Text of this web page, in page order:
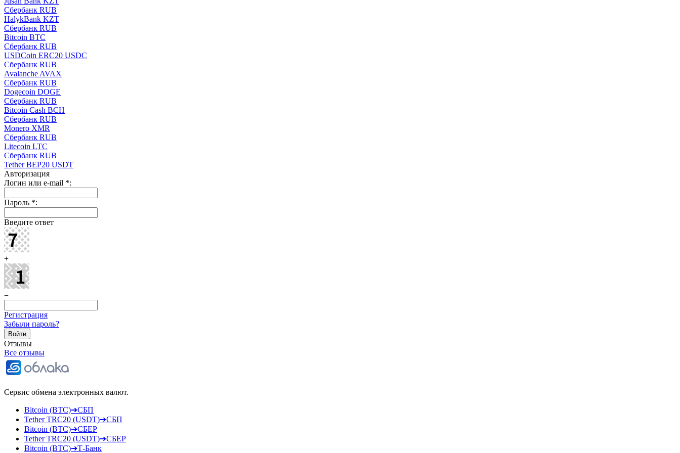
Сбербанк RUB
HalykBank KZT
Сбербанк RUB
Bitcoin BTC
Сбербанк RUB
USDCoin ERC20 USDC
Сбербанк RUB
Avalanche AVAX
Сбербанк RUB
Dogecoin DOGE
Сбербанк RUB
Bitcoin Cash BCH
Сбербанк RUB
Monero XMR
Сбербанк RUB
Litecoin LTC
Сбербанк RUB
Tether BEP20 USDT
Авторизация
Логин или e-mail *:
Пароль *:
Введите ответ
+
=
Регистрация
Забыли пароль?
Отзывы
Все отзывы
Сервис обмена электронных валют.
Bitcoin (BTC)➔СБП
Tether TRC20 (USDT)➔СБП
Bitcoin (BTC)➔СБЕР
Tether TRC20 (USDT)➔СБЕР
Bitcoin (BTC)➔Т-Банк